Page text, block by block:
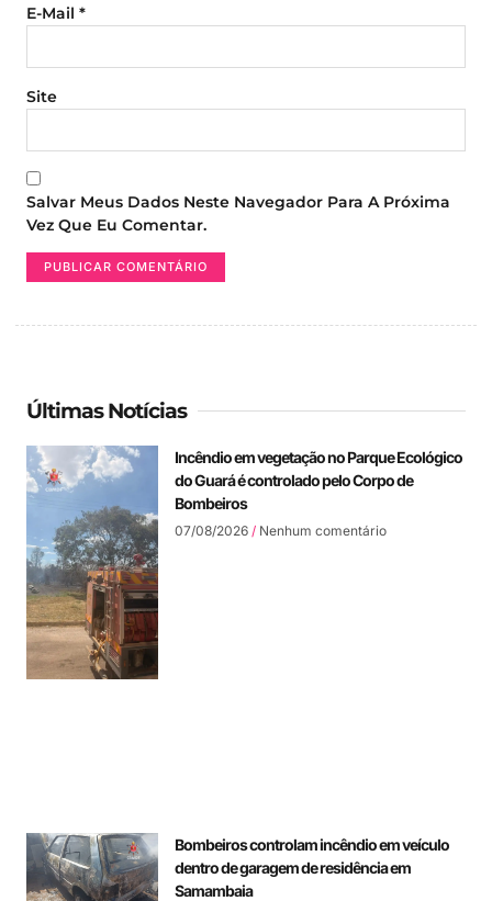
E-Mail *
Site
Salvar Meus Dados Neste Navegador Para A Próxima
Vez Que Eu Comentar.
Últimas Notícias
Incêndio em vegetação no Parque Ecológico
do Guará é controlado pelo Corpo de
Bombeiros
07/08/2026 Nenhum comentário
Bombeiros controlam incêndio em veículo
dentro de garagem de residência em
Samambaia